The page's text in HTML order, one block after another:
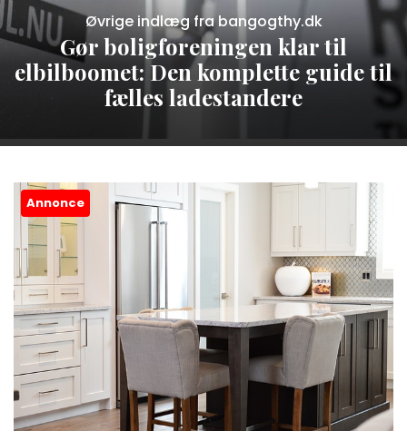
Øvrige indlæg fra bangogthy.dk
Gør boligforeningen klar til
elbilboomet: Den komplette guide til
fælles ladestandere
Annonce